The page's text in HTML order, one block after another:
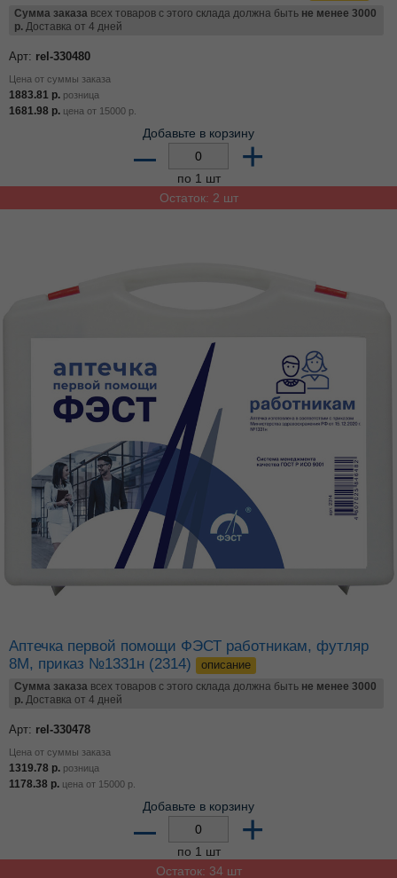
Сумма заказа всех товаров с этого склада должна быть не менее 3000
р. Доставка от 4 дней
Арт: rel-330480
Цена от суммы заказа
1883.81 р. розница
1681.98 р. цена от 15000 р.
Добавьте в корзину
– +
по 1 шт
Остаток: 2 шт
Аптечка первой помощи ФЭСТ работникам, футляр
8М, приказ №1331н (2314)
описание
Сумма заказа всех товаров с этого склада должна быть не менее 3000
р. Доставка от 4 дней
Арт: rel-330478
Цена от суммы заказа
1319.78 р. розница
1178.38 р. цена от 15000 р.
Добавьте в корзину
– +
по 1 шт
Остаток: 34 шт